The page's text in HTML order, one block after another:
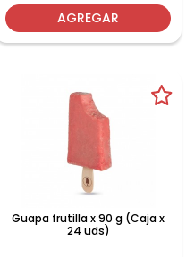
AGREGAR
Guapa frutilla x 90 g (Caja x
24 uds)